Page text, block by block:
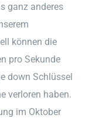
ganz anderes
können die
pro Sekunde
down Schlüssel
verloren haben.
im Oktober